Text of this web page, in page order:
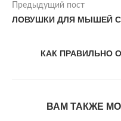
Предыдущий пост
ЛОВУШКИ ДЛЯ МЫШЕЙ
КАК ПРАВИЛЬНО
ВАМ ТАКЖЕ